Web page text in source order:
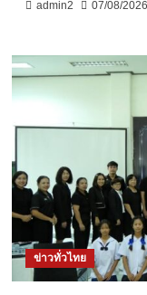
admin2 07/08/2026
ข่าวทั่วไทย